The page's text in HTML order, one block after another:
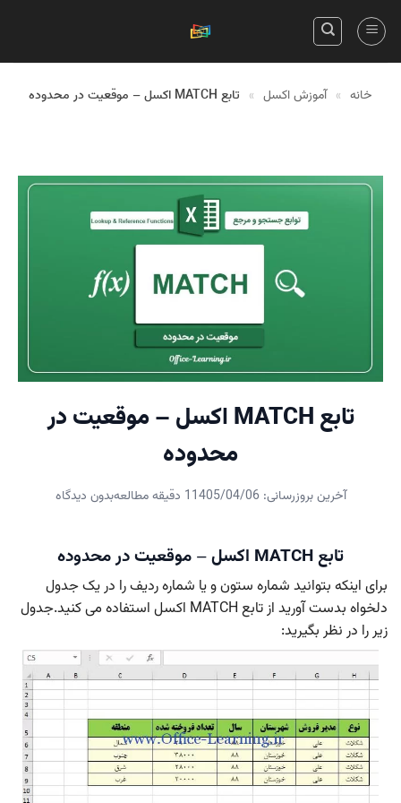
Skip
خانه » آموزش اکسل » تابع MATCH اکسل – موقعیت در محدوده
تابع MATCH اکسل – موقعیت در
محدوده
آخرین بروزرسانی: 1405/04/06 1 دقیقه مطالعه بدون دیدگاه
تابع MATCH اکسل – موقعیت در محدوده
برای اینکه بتوانید شماره ستون و یا شماره ردیف را در یک جدول
دلخواه بدست آورید از تابع MATCH اکسل استفاده می کنید.جدول
زیر را در نظر بگیرید: